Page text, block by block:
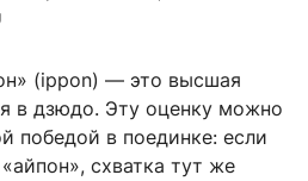
(ippon) — это высшая
в дзюдо. Эту оценку можно
победой в поединке: если
схватка тут же